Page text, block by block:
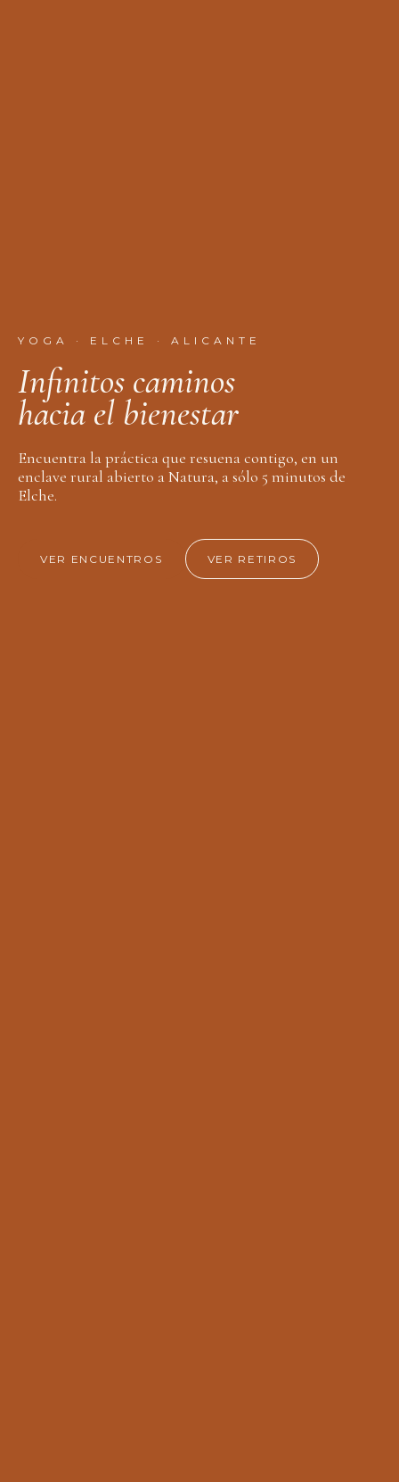
YOGA · ELCHE · ALICANTE
Infnitos caminos
hacia el bienestar
Encuentra la práctica que resuena contigo, en un
enclave rural abierto a Natura, a sólo 5 minutos de
Elche.
VER ENCUENTROS VER RETIROS